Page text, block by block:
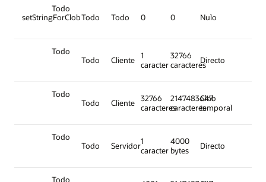
setStringForClob
Todo
Todo
Todo 0 0 Nulo
Todo
Todo
Cliente
1
caracter
32766
caracteresDirecto
Todo
Todo
Cliente
32766
caracteres
2147483647
caracteres
Clob
temporal
Todo
Todo
Servidor1
caracter
4000
bytes
Directo
Todo